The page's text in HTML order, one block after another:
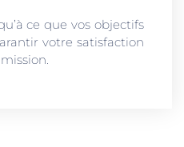
ce que vos objectifs
votre satisfaction